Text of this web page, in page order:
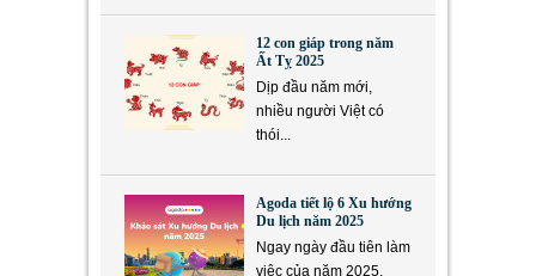
12 con giáp trong năm
Ất Tỵ 2025
Dịp đầu năm mới,
nhiều người Việt có
thói...
Agoda tiết lộ 6 Xu hướng
Du lịch năm 2025
Ngay ngày đầu tiên làm
việc của năm 2025,